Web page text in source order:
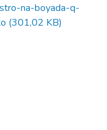
na-boyada-q-
(301,02 KB)